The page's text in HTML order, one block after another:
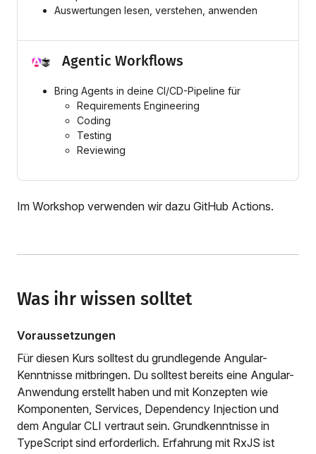
Auswertungen lesen, verstehen, anwenden
Agentic Workflows
Bring Agents in deine CI/CD-Pipeline für
Requirements Engineering
Coding
Testing
Reviewing
Im Workshop verwenden wir dazu GitHub Actions.
Was ihr wissen solltet
Voraussetzungen
Für diesen Kurs solltest du grundlegende Angular-
Kenntnisse mitbringen. Du solltest bereits eine Angular-
Anwendung erstellt haben und mit Konzepten wie
Komponenten, Services, Dependency Injection und
dem Angular CLI vertraut sein. Grundkenntnisse in
TypeScript sind erforderlich. Erfahrung mit RxJS ist